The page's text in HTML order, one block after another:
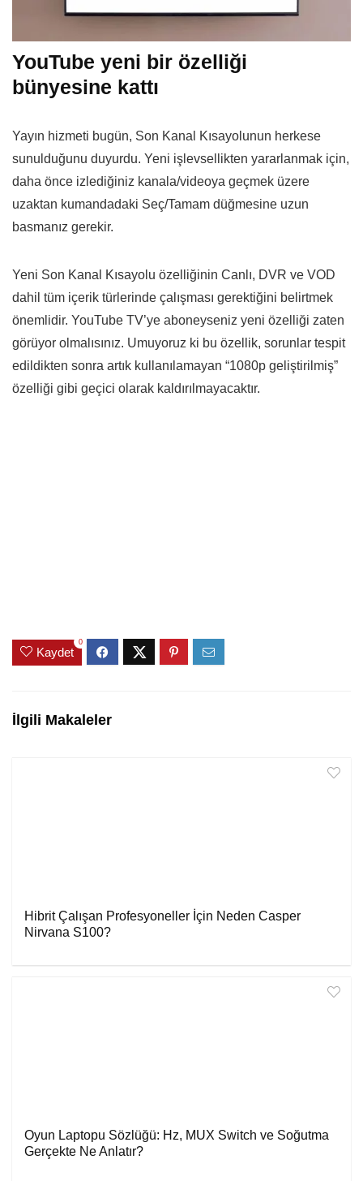
YouTube yeni bir özelliği
bünyesine kattı
Yayın hizmeti bugün, Son Kanal Kısayolunun herkese
sunulduğunu duyurdu. Yeni işlevsellikten yararlanmak için,
daha önce izlediğiniz kanala/videoya geçmek üzere
uzaktan kumandadaki Seç/Tamam düğmesine uzun
basmanız gerekir.
Yeni Son Kanal Kısayolu özelliğinin Canlı, DVR ve VOD
dahil tüm içerik türlerinde çalışması gerektiğini belirtmek
önemlidir. YouTube TV’ye aboneyseniz yeni özelliği zaten
görüyor olmalısınız. Umuyoruz ki bu özellik, sorunlar tespit
edildikten sonra artık kullanılamayan “1080p geliştirilmiş”
özelliği gibi geçici olarak kaldırılmayacaktır.
Kaydet
0
İlgili Makaleler
Hibrit Çalışan Profesyoneller İçin Neden Casper
Nirvana S100?
Oyun Laptopu Sözlüğü: Hz, MUX Switch ve Soğutma
Gerçekte Ne Anlatır?